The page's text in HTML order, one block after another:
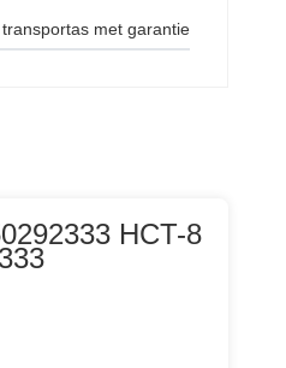
met garantie
HCT-8